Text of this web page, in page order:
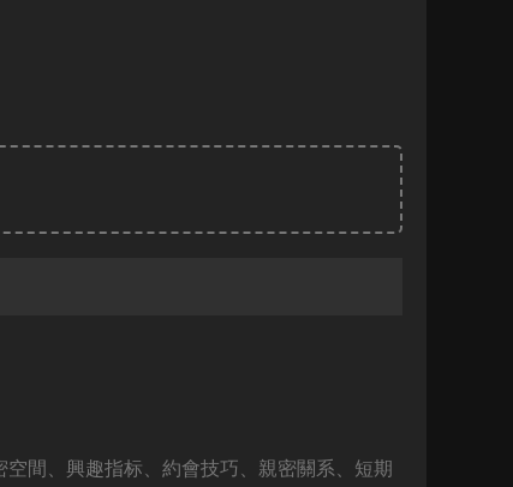
間、興趣指标、約會技巧、親密關系、短期